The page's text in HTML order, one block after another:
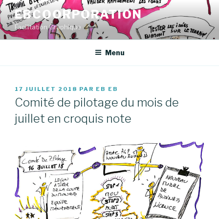
Aller
au
contenu
principal
EBCOORPORATION
Facilitation Graphique
Menu
PUBLIÉ
LE
17 JUILLET 2018 PAR EB EB
Comité de pilotage du mois de
juillet en croquis note